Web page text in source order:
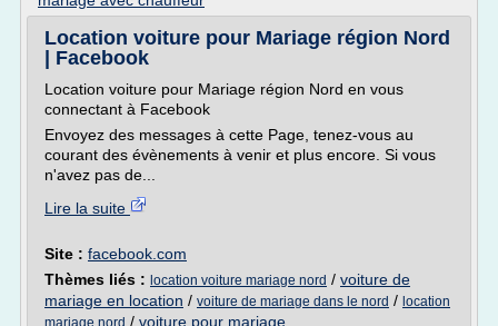
Location voiture pour Mariage région Nord
| Facebook
Location voiture pour Mariage région Nord en vous
connectant à Facebook
Envoyez des messages à cette Page, tenez-vous au
courant des évènements à venir et plus encore. Si vous
n'avez pas de...
Lire la suite
Site : facebook.com
Thèmes liés : location voiture mariage nord / voiture de
mariage en location / voiture de mariage dans le nord / location
mariage nord / voiture pour mariage